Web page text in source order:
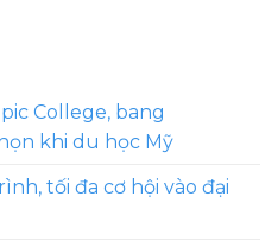
College, bang
khi du học Mỹ
tối đa cơ hội vào đại